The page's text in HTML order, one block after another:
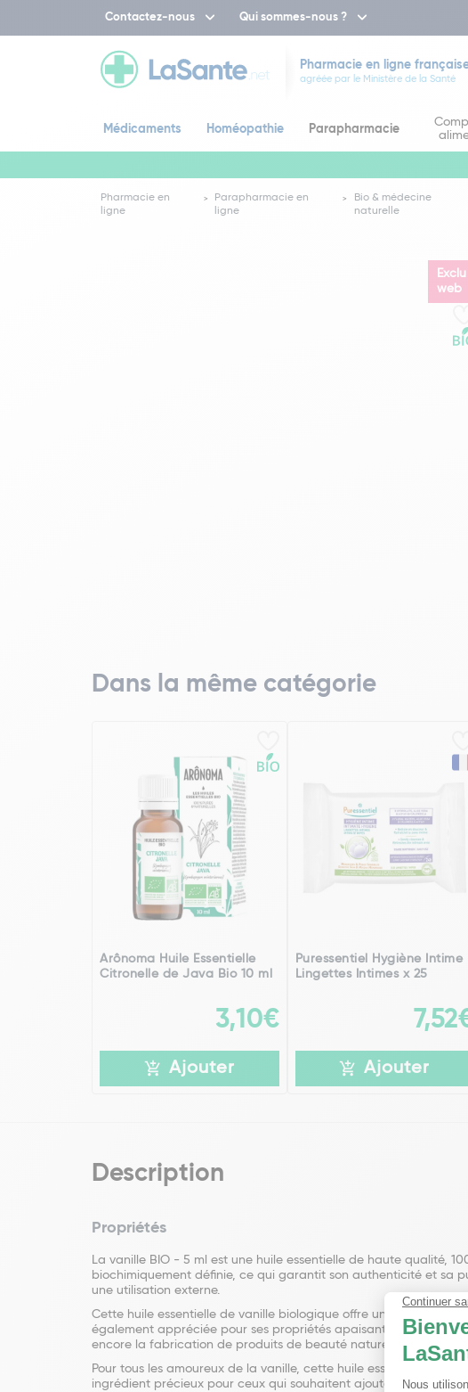
Contactez-nous Qui sommes-nous ?
Pharmacie en ligne
agréée par le Ministère de la Santé
Médicaments Homéopathie Parapharmacie
Pharmacie en
ligne
Parapharmacie en
ligne
Bio & médecine
naturelle
Exclu
web
Dans la même catégorie
Arônoma Huile Essentielle
Citronelle de Java Bio 10 ml
3,10€
Ajouter
Puressentiel Hygiène Intime
Lingettes Intimes x 25
Ajouter
Description
Propriétés
La vanille BIO - 5 ml est une huile essentielle de haute qualité,
biochimiquement définie, ce qui garantit son authenticité et sa
une utilisation externe.
Cette huile essentielle de vanille biologique offre une multitude
également appréciée pour ses propriétés apaisantes et
encore la fabrication de produits de beauté naturels. Son
Pour tous les amoureux de la vanille, cette huile essentielle
ingrédient précieux pour ceux qui souhaitent ajouter une